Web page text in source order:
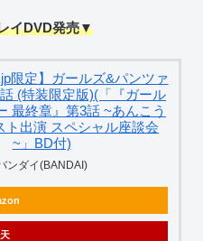
イDVD発売▼
限定】ガールズ&パンツァ
(特装限定版)(「『ガール
最終章』第3話 ~あんこう
ト出演 スペシャル座談会
~」BD付)
ンダイ(BANDAI)